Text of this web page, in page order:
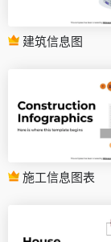
建筑信息图
施工信息图表